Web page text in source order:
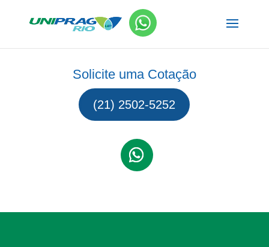
Solicite uma Cotação
(21) 2502-5252